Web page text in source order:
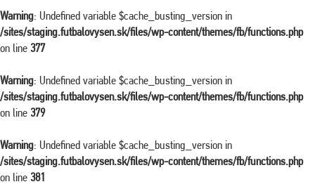
Warning: Undefined variable $cache_busting_version in
/sites/staging.futbalovysen.sk/files/wp-content/themes/fb/functions.php
on line 377
Warning: Undefined variable $cache_busting_version in
/sites/staging.futbalovysen.sk/files/wp-content/themes/fb/functions.php
on line 379
Warning: Undefined variable $cache_busting_version in
/sites/staging.futbalovysen.sk/files/wp-content/themes/fb/functions.php
on line 381